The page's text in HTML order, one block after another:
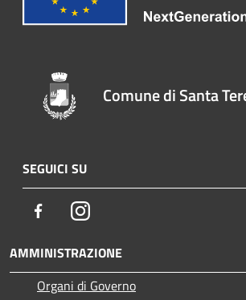
Comune di Santa
SEGUICI SU
FacebookInstagram
AMMINISTRAZIONE
Organi di Governo